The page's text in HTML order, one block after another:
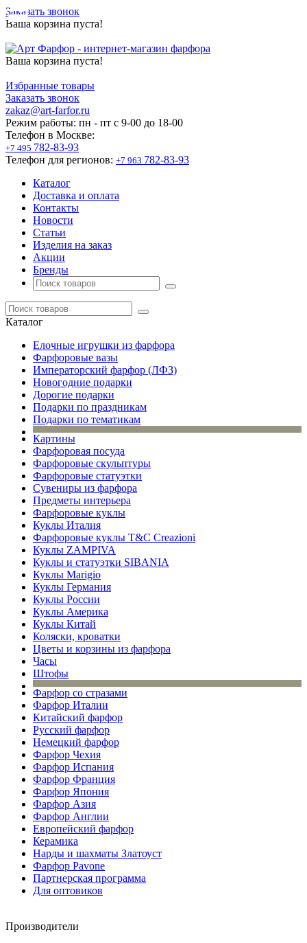
Заказать звонок
Ваша корзина пуста!
Ваша корзина пуста!
Избранные товары
Заказать звонок
zakaz@art-farfor.ru
Режим работы: пн - пт c 9-00 до 18-00
Телефон в Москве:
+7 495 782-83-93
Телефон для регионов: +7 963 782-83-93
Каталог
Доставка и оплата
Контакты
Новости
Статьи
Изделия на заказ
Акции
Бренды
Каталог
Елочные игрушки из фарфора
Фарфоровые вазы
Императорский фарфор (ЛФЗ)
Новогодние подарки
Дорогие подарки
Подарки по праздникам
Подарки по тематикам
Картины
Фарфоровая посуда
Фарфоровые скульптуры
Фарфоровые статуэтки
Сувениры из фарфора
Предметы интерьера
Фарфоровые куклы
Куклы Италия
Фарфоровые куклы T&C Creazioni
Куклы ZAMPIVA
Куклы и статуэтки SIBANIA
Куклы Marigio
Куклы Германия
Куклы России
Куклы Америка
Куклы Китай
Коляски, кроватки
Цветы и корзины из фарфора
Часы
Штофы
Фарфор со стразами
Фарфор Италии
Китайский фарфор
Русский фарфор
Немецкий фарфор
Фарфор Чехия
Фарфор Испания
Фарфор Франция
Фарфор Япония
Фарфор Азия
Фарфор Англии
Европейский фарфор
Керамика
Нарды и шахматы Златоуст
Фарфор Pavone
Партнерская программа
Для оптовиков
Производители